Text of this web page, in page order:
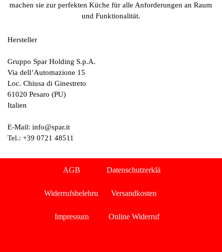
machen sie zur perfekten Küche für alle Anforderungen an Raum
und Funktionalität.
Hersteller
Gruppo Spar Holding S.p.A.
Via dell’Automazione 15
Loc. Chiusa di Ginestreto
61020 Pesaro (PU)
Italien
E-Mail: info@spar.it
Tel.: +39 0721 48511
Menü überspringen
AGB Datenschutzerklärung
Widerrufsbelehrung Versandkosten
Impressum Online Widerruf